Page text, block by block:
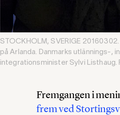
STOCKHOLM, SVERIGE
på Arlanda. Danmarks utlännings-
integrationsminister Sylvi Listhaug.
Fremgangen i
frem ved